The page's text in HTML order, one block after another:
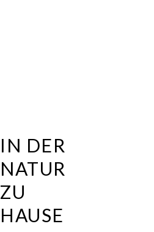
IN DER
NATUR
ZU
HAUSE